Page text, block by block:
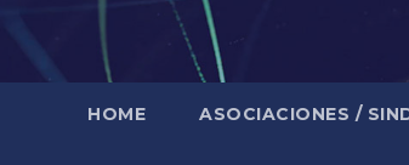
HOME ASOCIACIONES /